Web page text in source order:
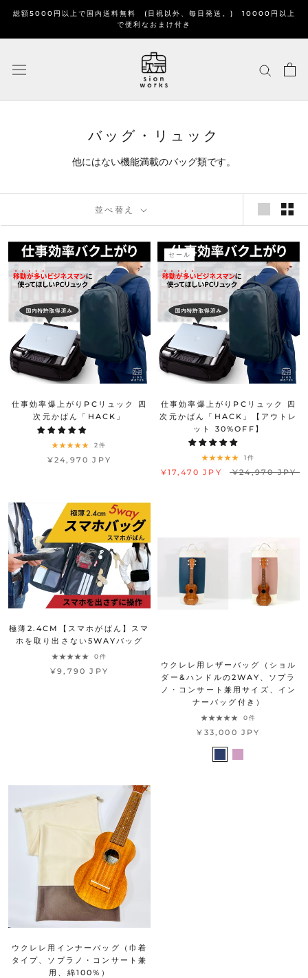
ッ
コ
移
す
る
総額5000円以上で国内送料無料 (日祝以外、毎日発送。) 10000円以上
で便利なおまけ付き
バッグ・リュック
他にはない機能満載のバッグ類です。
並べ替え
仕事効率爆上がりPCリュック 四
次元かばん「HACK」
2件
¥24,970 JPY
セール
仕事効率爆上がりPCリュック 四
次元かばん「HACK」【アウトレ
ット 30%OFF】
1件
¥17,470 JPY ¥24,970 JPY
極薄2.4CM【スマホがばん】スマ
ホを取り出さない5WAYバッグ
0件
¥9,790 JPY
ウクレレ用レザーバッグ（ショル
ダー&ハンドルの2WAY、ソプラ
ノ・コンサート兼用サイズ、イン
ナーバッグ付き）
0件
¥33,000 JPY
ウクレレ用インナーバッグ（巾着
タイプ、ソプラノ・コンサート兼
用、綿100%）